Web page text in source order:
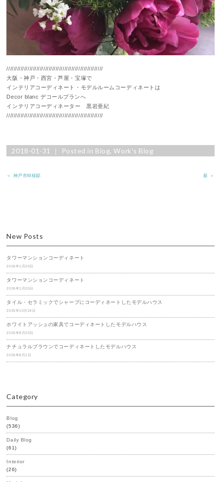
///////////////////////////////////////////////////////
大阪・神戸・西宮・芦屋・宝塚で
インテリアコーディネート・モデルルームコーディネートは
Decor blanc デコールブランへ
インテリアコーディネーター 黒岩亜紀
///////////////////////////////////////////////////////
2018-01-31 ｜ Posted in Blog,Work's Blog
＜ 神戸市M様邸 薪 ＞
New Posts
タワーマンションコーディネート
2026年1月20日
タワーマンションコーディネート
2026年1月20日
タイル・セラミックでシャープにコーディネートしたモデルハウス
2025年10月24日
ホワイトアッシュの家具でコーディネートしたモデルハウス
2025年8月20日
ナチュラルブラウンでコーディネートしたモデルハウス
2025年8月1日
Category
Blog
(536)
Daily Blog
(61)
Interior
(26)